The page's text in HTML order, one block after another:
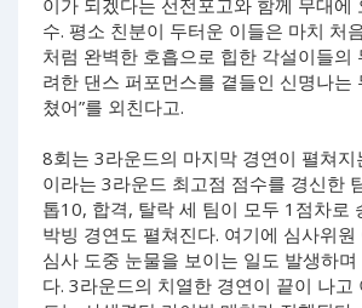
수. 평소 친분이 두터운 이들은 마치 처
처럼 완벽한 호흡으로 힙한 각설이들의
려한 댄스 퍼포먼스를 곁들인 신명나는
쳤어”를 외친다고.
8회는 3라운드의 마지막 경연이 펼쳐
이라는 3라운드 최고점 점수를 경신한
톱10, 합격, 탈락 세 팀이 모두 1점차로
박빙 경연도 펼쳐진다. 여기에 심사위
심사 도중 눈물을 보이는 일도 발생하
다. 3라운드의 치열한 경연이 끝이 나고